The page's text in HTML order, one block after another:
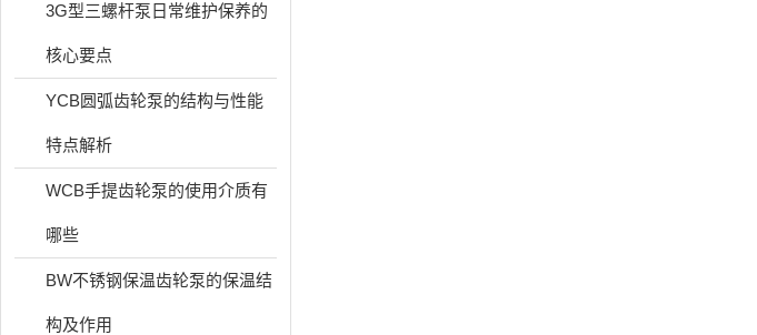
3G型三螺杆泵日常维护保养的
核心要点
YCB圆弧齿轮泵的结构与性能
特点解析
WCB手提齿轮泵的使用介质有
哪些
BW不锈钢保温齿轮泵的保温结
构及作用